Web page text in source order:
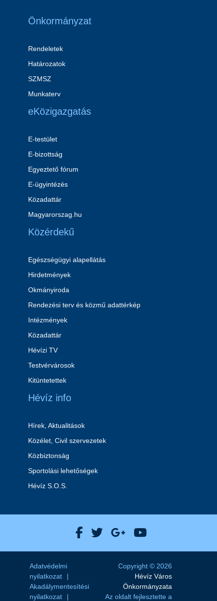
Önkormányzat
Rendeletek
Határozatok
SZMSZ
Munkaterv
eKözigazgatás
E-testület
E-bizottság
Egyeztető fórum
E-ügyintézés
Közadattár
Magyarorszag.hu
Közérdekű
Egészségügyi alapellátás
Hirdetmények
Okmányiroda
Rendezési terv és közmű adattérkép
Intézmények
Közadattár
Hévízi TV
Testvérvárosok
Kitüntetettek
Hévíz info
Hírek, Aktualitások
Közélet, Civil szervezetek
Közbiztonság
Sportolási lehetőségek
Hévíz S.O.S.
Hévíz Város Facebook
Hévíz Város X
Hévíz Város
Hévíz Város
Adatvédelmi
nyilatkozat
Akadálymentesítési
nyilatkozat
Copyright © 2026
Hévíz Város
Önkormányzata
Az oldalt fejlesztette a